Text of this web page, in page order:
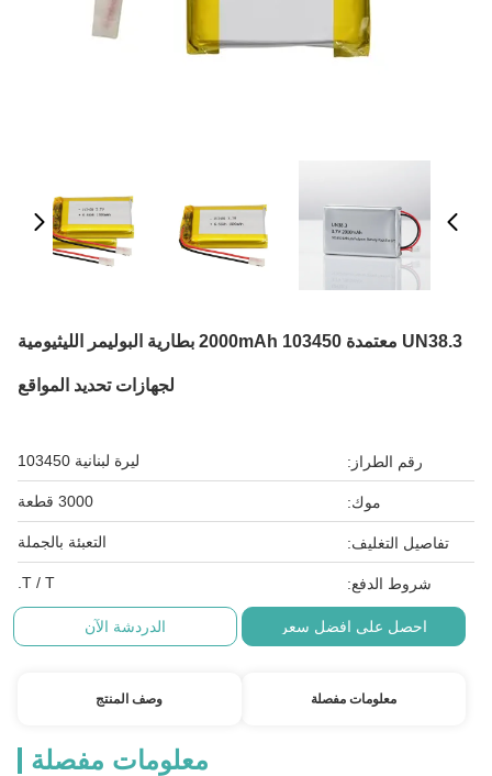
UN38.3 معتمدة 2000mAh 103450 بطارية البوليمر الليثيومية
لجهازات تحديد المواقع
رقم الطراز: ليرة لبنانية 103450
موك: 3000 قطعة
تفاصيل التغليف: التعبئة بالجملة
شروط الدفع: T / T.
احصل على افضل سعر الدردشة الآن
معلومات مفصلة وصف المنتج
معلومات مفصلة